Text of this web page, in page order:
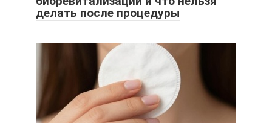
делать после процедуры